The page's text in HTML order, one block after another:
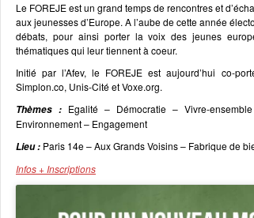
Le FOREJE est un grand temps de rencontres et
aux jeunesses d’Europe. A l’aube de cette année
débats, pour ainsi porter la voix des jeunes
thématiques qui leur tiennent à coeur.
Initié par l’Afev, le FOREJE est aujourd’hui co-
Simplon.co, Unis-Cité et Voxe.org.
Thèmes :Egalité – Démocratie – Vivre-
Environnement – Engagement
Lieu : Paris 14e – Aux Grands Voisins – Fabrique de
Infos + Inscriptions